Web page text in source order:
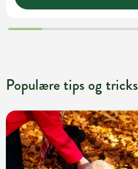
Populære tips og tricks